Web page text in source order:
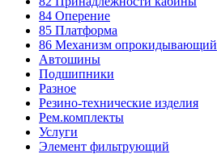
84 Оперение
85 Платформа
86 Механизм опрокидывающий
Автошины
Подшипники
Разное
Резино-технические изделия
Рем.комплекты
Услуги
Элемент фильтрующий